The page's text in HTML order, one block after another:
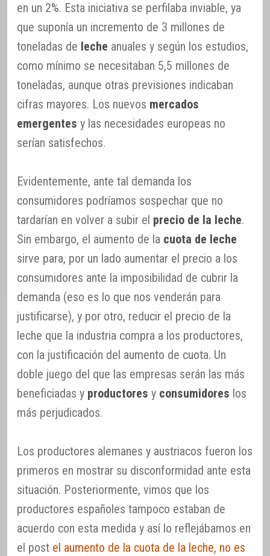
en un 2%. Esta iniciativa se perfilaba inviable, ya
que suponía un incremento de 3 millones de
toneladas de leche anuales y según los estudios,
como mínimo se necesitaban 5,5 millones de
toneladas, aunque otras previsiones indicaban
cifras mayores. Los nuevos mercados
emergentes y las necesidades europeas no
serían satisfechos.
Evidentemente, ante tal demanda los
consumidores podríamos sospechar que no
tardarían en volver a subir el precio de la leche.
Sin embargo, el aumento de la cuota de leche
sirve para, por un lado aumentar el precio a los
consumidores ante la imposibilidad de cubrir la
demanda (eso es lo que nos venderán para
justificarse), y por otro, reducir el precio de la
leche que la industria compra a los productores,
con la justificación del aumento de cuota. Un
doble juego del que las empresas serán las más
beneficiadas y productores y consumidores los
más perjudicados.
Los productores alemanes y austriacos fueron los
primeros en mostrar su disconformidad ante esta
situación. Posteriormente, vimos que los
productores españoles tampoco estaban de
acuerdo con esta medida y así lo reflejábamos en
el post el aumento de la cuota de la leche, no es